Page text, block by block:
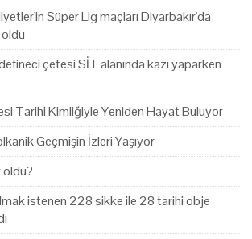
Süper Lig maçları Diyarbakır'da
çetesi SİT alanında kazı yaparken
Tarihi Kimliğiyle Yeniden Hayat Buluyor
Geçmişin İzleri Yaşıyor
istenen 228 sikke ile 28 tarihi obje